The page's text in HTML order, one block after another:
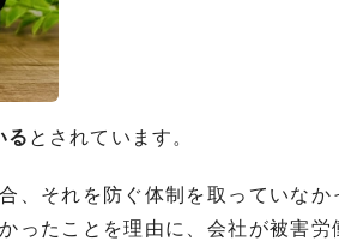
る とされています。
、それを防ぐ体制を取っていなか
ったことを理由に、会社が被害労